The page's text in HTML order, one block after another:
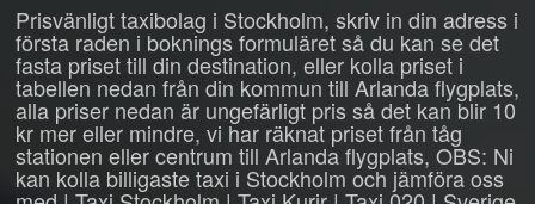
Prisvänligt taxibolag i Stockholm, skriv in din adress i
första raden i boknings formuläret så du kan se det
fasta priset till din destination, eller kolla priset i
tabellen nedan från din kommun till Arlanda flygplats,
alla priser nedan är ungefärligt pris så det kan blir 10
kr mer eller mindre, vi har räknat priset från tåg
stationen eller centrum till Arlanda flygplats, OBS: Ni
kan kolla billigaste taxi i Stockholm och jämföra oss